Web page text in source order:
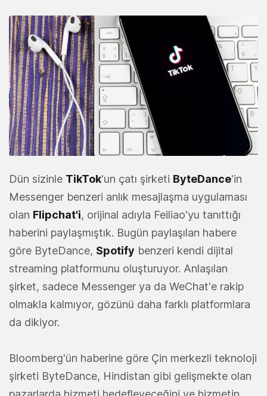
Dün sizinle TikTok'un çatı şirketi ByteDance'in
Messenger benzeri anlık mesajlaşma uygulaması
olan Flipchat'i, orijinal adıyla Feiliao'yu tanıttığı
haberini paylaşmıştık. Bugün paylaşılan habere
göre ByteDance, Spotify benzeri kendi dijital
streaming platformunu oluşturuyor. Anlaşılan
şirket, sadece Messenger ya da WeChat'e rakip
olmakla kalmıyor, gözünü daha farklı platformlara
da dikiyor.
Bloomberg'ün haberine göre Çin merkezli teknoloji
şirketi ByteDance, Hindistan gibi gelişmekte olan